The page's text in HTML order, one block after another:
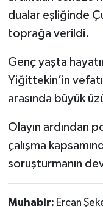
dualar eşliğinde
toprağa verildi.
Genç yaşta
Yiğittekin’in
arasında büyük
Olayın ardından
çalışma
soruşturmanın
Muhabir: Ercan